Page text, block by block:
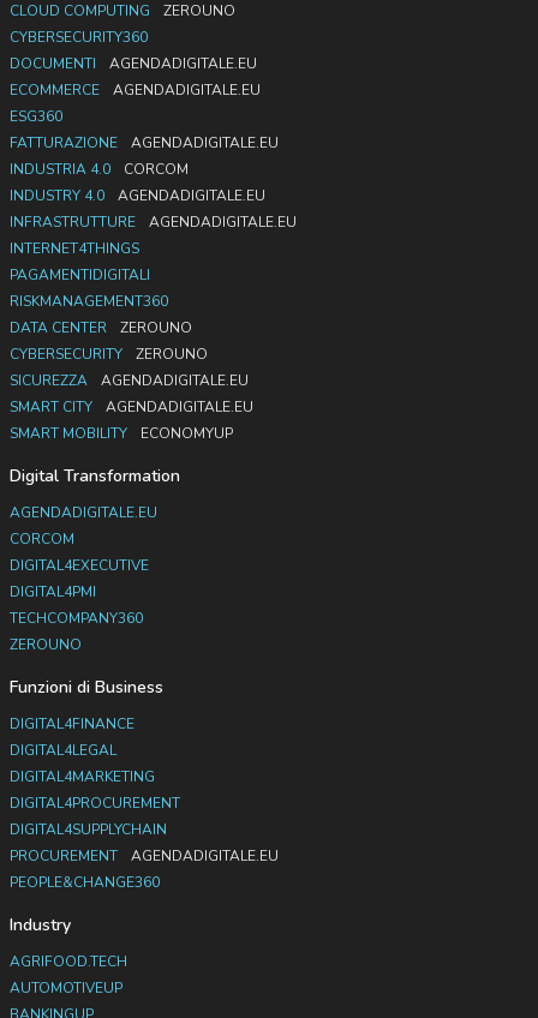
CLOUD COMPUTING
ZEROUNO
CYBERSECURITY360
DOCUMENTI
AGENDADIGITALE.EU
ECOMMERCE
AGENDADIGITALE.EU
ESG360
FATTURAZIONE
AGENDADIGITALE.EU
INDUSTRIA 4.0
CORCOM
INDUSTRY 4.0
AGENDADIGITALE.EU
INFRASTRUTTURE
AGENDADIGITALE.EU
INTERNET4THINGS
PAGAMENTIDIGITALI
RISKMANAGEMENT360
DATA CENTER
ZEROUNO
CYBERSECURITY
ZEROUNO
SICUREZZA
AGENDADIGITALE.EU
SMART CITY
AGENDADIGITALE.EU
SMART MOBILITY
ECONOMYUP
Digital Transformation
AGENDADIGITALE.EU
CORCOM
DIGITAL4EXECUTIVE
DIGITAL4PMI
TECHCOMPANY360
ZEROUNO
Funzioni di Business
DIGITAL4FINANCE
DIGITAL4LEGAL
DIGITAL4MARKETING
DIGITAL4PROCUREMENT
DIGITAL4SUPPLYCHAIN
PROCUREMENT
AGENDADIGITALE.EU
PEOPLE&CHANGE360
Industry
AGRIFOOD.TECH
AUTOMOTIVEUP